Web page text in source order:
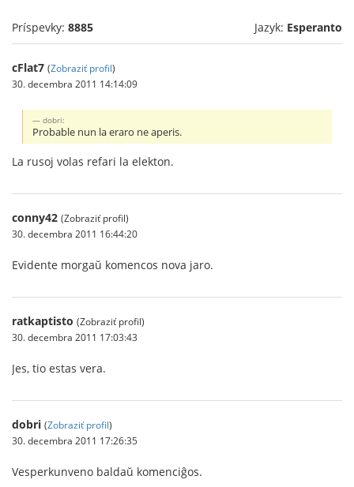
Príspevky: 8885 Jazyk: Esperanto
cFlat7 (Zobraziť profil)
30. decembra 2011 14:14:09
dobri:
Probable nun la eraro ne aperis.
La rusoj volas refari la elekton.
conny42 (Zobraziť profil)
30. decembra 2011 16:44:20
Evidente morgaŭ komencos nova jaro.
ratkaptisto (Zobraziť profil)
30. decembra 2011 17:03:43
Jes, tio estas vera.
dobri (Zobraziť profil)
30. decembra 2011 17:26:35
Vesperkunveno baldaŭ komenciĝos.